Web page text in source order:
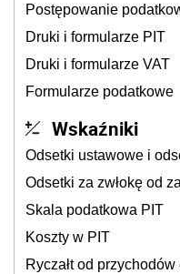
Postępowanie
Druki i formularze PIT
Druki i formularze VAT
Formularze podatkowe
Wskaźniki
Odsetki ustawowe i
Odsetki za zwłokę od
Skala podatkowa PIT
Koszty w PIT
Ryczałt od